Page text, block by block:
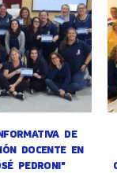
DE
DOCENTE EN
PEDRONI"